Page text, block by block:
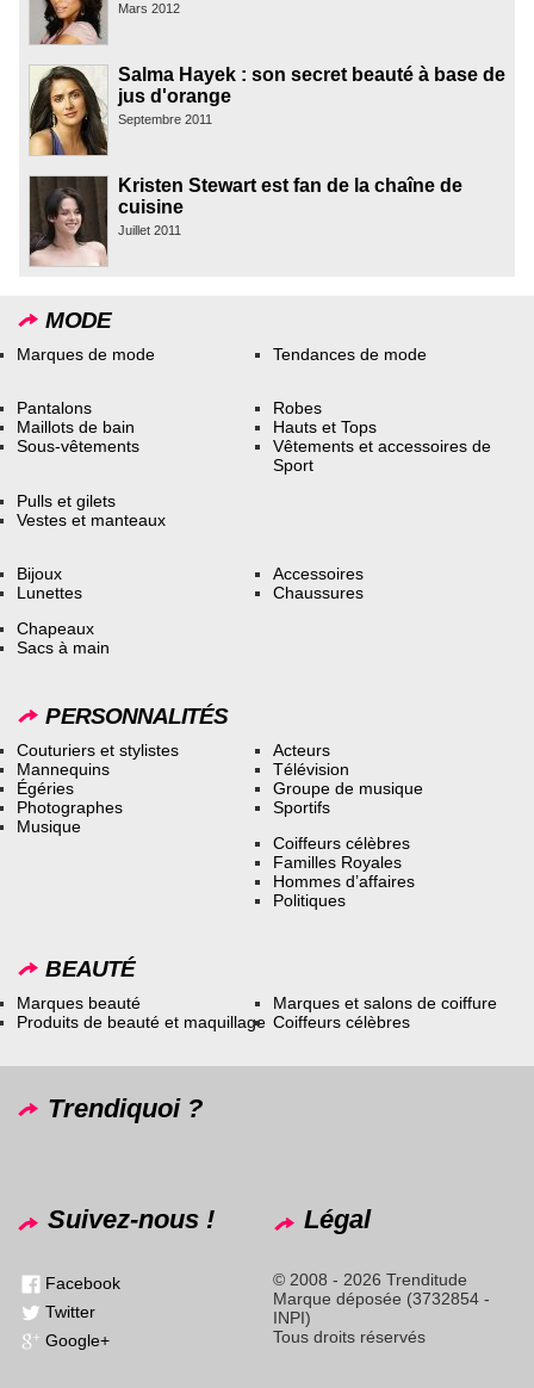
Mars 2012
Salma Hayek : son secret beauté à base de
jus d'orange
Septembre 2011
Kristen Stewart est fan de la chaîne de
cuisine
Juillet 2011
MODE
Marques de mode Tendances de mode
Pantalons
Maillots de bain
Sous-vêtements
Robes
Hauts et Tops
Vêtements et accessoires de
Sport
Pulls et gilets
Vestes et manteaux
Bijoux
Lunettes
Accessoires
Chaussures
Chapeaux
Sacs à main
PERSONNALITÉS
Couturiers et stylistes
Mannequins
Égéries
Photographes
Musique
Acteurs
Télévision
Groupe de musique
Sportifs
Coiffeurs célèbres
Familles Royales
Hommes d’affaires
Politiques
BEAUTÉ
Marques beauté
Produits de beauté et maquillage
Marques et salons de coiffure
Coiffeurs célèbres
Trendiquoi ?
Suivez-nous !
Facebook
Twitter
Google+
Légal
© 2008 - 2026 Trenditude
Marque déposée (3732854 -
INPI)
Tous droits réservés